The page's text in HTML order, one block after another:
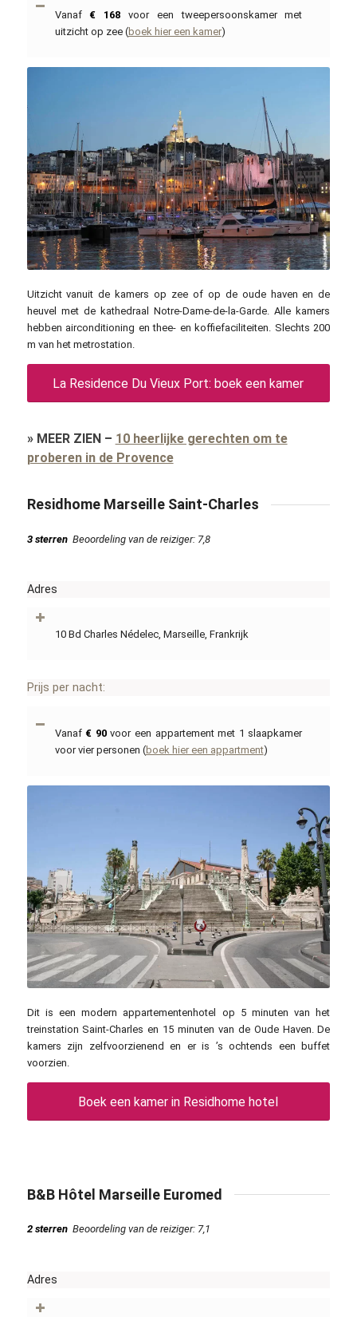
Vanaf € 168 voor een tweepersoonskamer met
uitzicht op zee (boek hier een kamer)
BruOlivier / pixabay.com
Uitzicht vanuit de kamers op zee of op de oude haven en de
heuvel met de kathedraal Notre-Dame-de-la-Garde. Alle kamers
hebben airconditioning en thee- en koffiefaciliteiten. Slechts 200
m van het metrostation.
La Residence Du Vieux Port: boek een kamer
» MEER ZIEN– 10 heerlijke gerechten om te
proberen in de Provence
Residhome Marseille Saint-Charles
3 sterren Beoordeling van de reiziger: 7,8
Adres
10 Bd Charles Nédelec, Marseille, Frankrijk
Prijs per nacht:
Vanaf € 90voor een appartement met 1 slaapkamer
voor vier personen (boek hier een appartment)
Robert Valette / commons.wikimedia.org / CC BY-SA 3.0
Dit is een modern appartementenhotel op 5 minuten van het
treinstation Saint-Charles en 15 minuten van de Oude Haven. De
kamers zijn zelfvoorzienend en er is ’s ochtends een buffet
voorzien.
Boek een kamer in Residhome hotel
B&B Hôtel Marseille Euromed
2 sterren Beoordeling van de reiziger: 7,1
Adres